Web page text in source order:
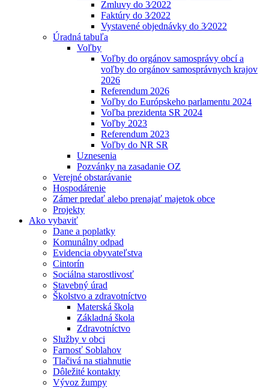
Zmluvy do 3⁄2022
Faktúry do 3⁄2022
Vystavené objednávky do 3⁄2022
Úradná tabuľa
Voľby
Voľby do orgánov samosprávy obcí a
voľby do orgánov samosprávnych krajov
2026
Referendum 2026
Voľby do Európskeho parlamentu 2024
Voľba prezidenta SR 2024
Voľby 2023
Referendum 2023
Voľby do NR SR
Uznesenia
Pozvánky na zasadanie OZ
Verejné obstarávanie
Hospodárenie
Zámer predať alebo prenajať majetok obce
Projekty
Ako vybaviť
Dane a poplatky
Komunálny odpad
Evidencia obyvateľstva
Cintorín
Sociálna starostlivosť
Stavebný úrad
Školstvo a zdravotníctvo
Materská škola
Základná škola
Zdravotníctvo
Služby v obci
Farnosť Soblahov
Tlačivá na stiahnutie
Dôležité kontakty
Vývoz žumpy